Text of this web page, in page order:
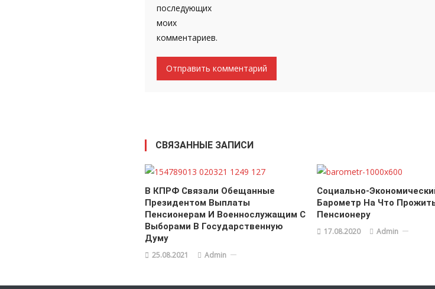
последующих
моих
комментариев.
СВЯЗАННЫЕ ЗАПИСИ
В КПРФ Связали Обещанные
Президентом Выплаты
Пенсионерам И Военнослужащим С
Выборами В Государственную
Думу
25.08.2021 Admin
Социально-
Барометр На Что
Пенсионеру
17.08.2020 Admin